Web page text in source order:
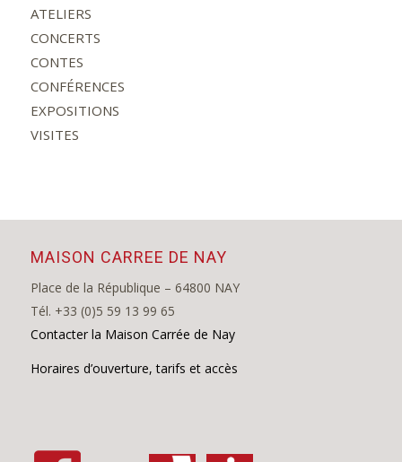
ATELIERS
CONCERTS
CONTES
CONFÉRENCES
EXPOSITIONS
VISITES
MAISON CARREE DE NAY
Place de la République – 64800 NAY
Tél. +33 (0)5 59 13 99 65
Contacter la Maison Carrée de Nay
Horaires d’ouverture, tarifs et accès